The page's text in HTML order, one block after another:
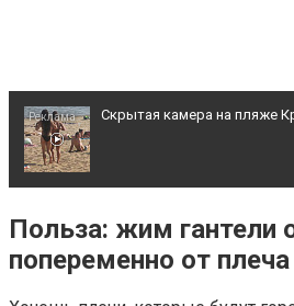
Польза: жим гантели
попеременно от
Скрытая камера на пляже
Ролик длится несколько